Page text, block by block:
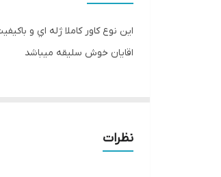
اين نوع کاور کاملا ژله اي و
اقايان خوش سليقه ميباشد
نظرات